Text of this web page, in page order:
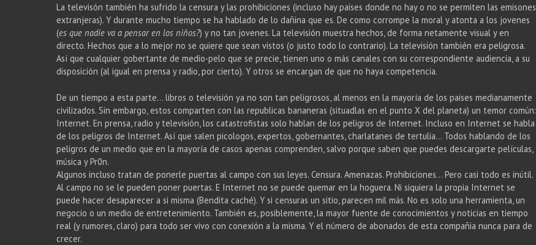
La televisón también ha sufrido la censura y las prohibiciones (incluso hay paises donde no hay o no se permiten las emisones
extranjeras). Y durante mucho tiempo se ha hablado de lo dañina que es. De como corrompe la moral y atonta a los jovenes
(es que nadie va a pensar en los niños?) y no tan jovenes. La televisión muestra hechos, de forma netamente visual y en
directo. Hechos que a lo mejor no se quiere que sean vistos (o justo todo lo contrario). La televisión también era peligrosa.
Así que cualquier gobertante de medio-pelo que se precie, tienen uno o más canales con su correspondiente audiencia, a su
disposición (al igual en prensa y radio, por cierto). Y otros se encargan de que no haya competencia.
De un tiempo a esta parte… libros o televisión ya no son tan peligrosos, al menos en la mayoría de los paises medianamente
civilizados. Sin embargo, estos comparten con las republicas bananeras (situadlas en el punto X del planeta) un temor común:
Internet. En prensa, radio y televisión, los catastrofistas solo hablan de los peligros de Internet. Incluso en Internet se habla
de los peligros de Internet. Así que salen picologos, expertos, gobernantes, charlatanes de tertulia… Todos hablando de los
peligros de un medio que en la mayoría de casos apenas comprenden, salvo porque saben que puedes descargarte películas,
música y Pr0n.
Algunos incluso tratan de ponerle puertas al campo con sus leyes. Censura. Amenazas. Prohibiciones… Pero casi todo es inútil.
Al campo no se le pueden poner puertas. E Internet no se puede quemar en la hoguera. Ni siquiera la propia Internet se
puede hacer desaparecer a si misma (Bendita caché). Y si censuras un sitio, parecen mil más. No es solo una herramienta, un
negocio o un medio de entretenimiento. También es, posiblemente, la mayor fuente de conocimientos y noticias en tiempo
real (y rumores, claro) para todo ser vivo con conexión a la misma. Y el número de abonados de esta compañia nunca para de
crecer.